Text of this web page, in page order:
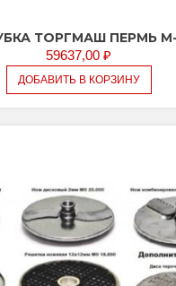
ТОРГМАШ ПЕРМЬ
59637,00 ₽
ДОБАВИТЬ В КОРЗИНУ